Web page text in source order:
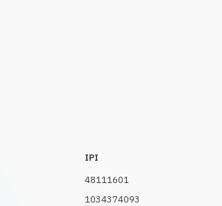
IPI
48111601
1034374093